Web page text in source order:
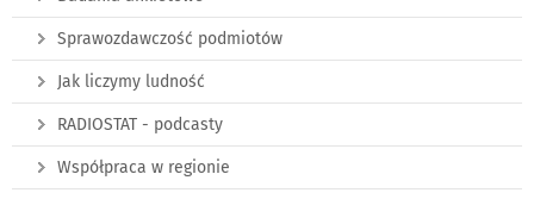
Sprawozdawczość podmiotów
Jak liczymy ludność
RADIOSTAT - podcasty
Współpraca w regionie